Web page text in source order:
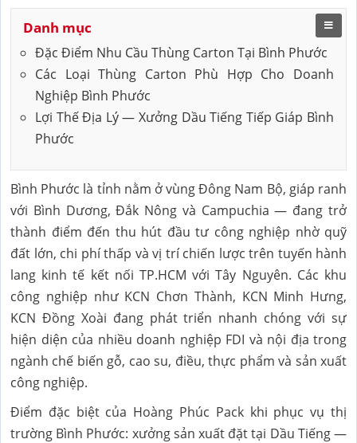
Danh mục
Đặc Điểm Nhu Cầu Thùng Carton Tại Bình Phước
Các Loại Thùng Carton Phù Hợp Cho Doanh
Nghiệp Bình Phước
Lợi Thế Địa Lý — Xưởng Dầu Tiếng Tiếp Giáp Bình
Phước
Bình Phước là tỉnh nằm ở vùng Đông Nam Bộ, giáp ranh
với Bình Dương, Đắk Nông và Campuchia — đang trở
thành điểm đến thu hút đầu tư công nghiệp nhờ quỹ
đất lớn, chi phí thấp và vị trí chiến lược trên tuyến hành
lang kinh tế kết nối TP.HCM với Tây Nguyên. Các khu
công nghiệp như KCN Chơn Thành, KCN Minh Hưng,
KCN Đồng Xoài đang phát triển nhanh chóng với sự
hiện diện của nhiều doanh nghiệp FDI và nội địa trong
ngành chế biến gỗ, cao su, điều, thực phẩm và sản xuất
công nghiệp.
Điểm đặc biệt của Hoàng Phúc Pack khi phục vụ thị
trường Bình Phước: xưởng sản xuất đặt tại Dầu Tiếng —